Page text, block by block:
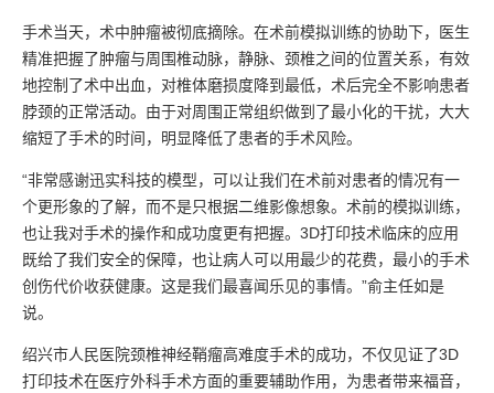
手术当天，术中肿瘤被彻底摘除。在术前模拟训练的协助下，医生
精准把握了肿瘤与周围椎动脉，静脉、颈椎之间的位置关系，有效
地控制了术中出血，对椎体磨损度降到最低，术后完全不影响患者
脖颈的正常活动。由于对周围正常组织做到了最小化的干扰，大大
缩短了手术的时间，明显降低了患者的手术风险。
“非常感谢迅实科技的模型，可以让我们在术前对患者的情况有一
个更形象的了解，而不是只根据二维影像想象。术前的模拟训练，
也让我对手术的操作和成功度更有把握。3D打印技术临床的应用
既给了我们安全的保障，也让病人可以用最少的花费，最小的手术
创伤代价收获健康。这是我们最喜闻乐见的事情。”俞主任如是
说。
绍兴市人民医院颈椎神经鞘瘤高难度手术的成功，不仅见证了3D
打印技术在医疗外科手术方面的重要辅助作用，为患者带来福音，